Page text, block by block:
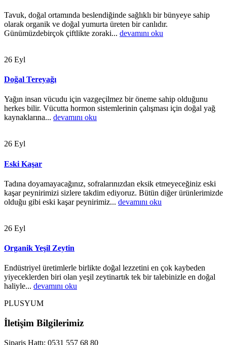
Tavuk, doğal ortamında beslendiğinde sağlıklı bir bünyeye sahip
olarak organik ve doğal yumurta üreten bir canlıdır.
Günümüzdebirçok çiftlikte zoraki... devamını oku
26 Eyl
Doğal Tereyağı
Yağın insan vücudu için vazgeçilmez bir öneme sahip olduğunu
herkes bilir. Vücutta hormon sistemlerinin çalışması için doğal yağ
kaynaklarına... devamını oku
26 Eyl
Eski Kaşar
Tadına doyamayacağınız, sofralarınızdan eksik etmeyeceğiniz eski
kaşar peynirimizi sizlere takdim ediyoruz. Bütün diğer ürünlerimizde
olduğu gibi eski kaşar peynirimiz... devamını oku
26 Eyl
Organik Yeşil Zeytin
Endüstriyel üretimlerle birlikte doğal lezzetini en çok kaybeden
yiyeceklerden biri olan yeşil zeytinartık tek bir talebinizle en doğal
haliyle... devamını oku
PLUSYUM
İletişim Bilgilerimiz
Sipariş Hattı: 0531 557 68 80